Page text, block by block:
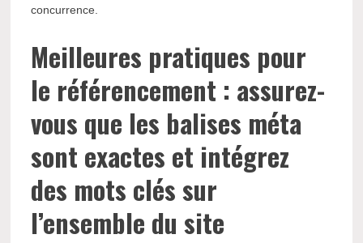
concurrence.
Meilleures pratiques pour
le référencement : assurez-
vous que les balises méta
sont exactes et intégrez
des mots clés sur
l’ensemble du site